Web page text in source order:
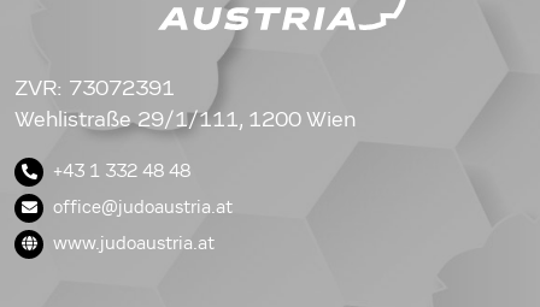
ZVR: 73072391
Wehlistraße 29/1/111, 1200 Wien
+43 1 332 48 48
office@judoaustria.at
www.judoaustria.at